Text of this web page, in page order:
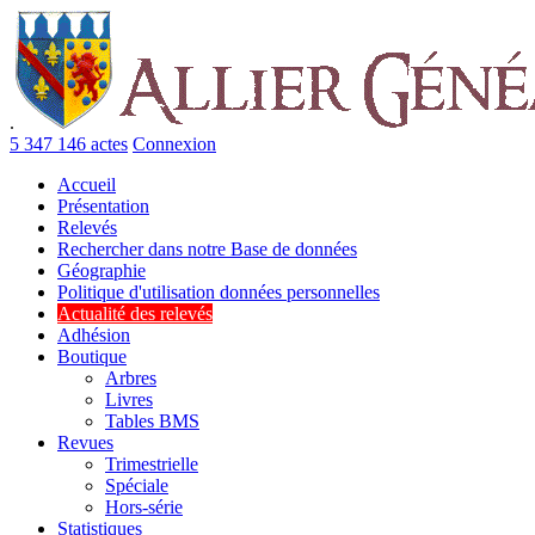
.
5 347 146 actes Connexion
Accueil
Présentation
Relevés
Rechercher dans notre Base de données
Géographie
Politique d'utilisation données personnelles
Actualité des relevés
Adhésion
Boutique
Arbres
Livres
Tables BMS
Revues
Trimestrielle
Spéciale
Hors-série
Statistiques